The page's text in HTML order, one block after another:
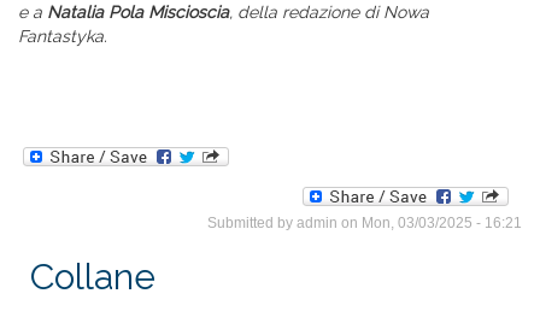
e a Natalia Pola Miscioscia, della redazione di Nowa
Fantastyka.
Submitted by admin on Mon, 03/03/2025 - 16:21
Collane